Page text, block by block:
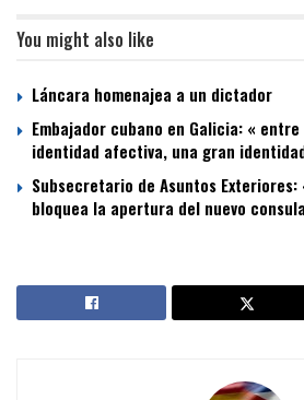
You might also like
Láncara homenajea a un dictador
Embajador cubano en Galicia: «
identidad afectiva, una gran
Subsecretario de Asuntos Exteriores:
bloquea la apertura del nuevo